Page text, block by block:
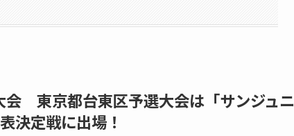
東京都台東区予選大会は「サンジュニ
決定戦に出場！